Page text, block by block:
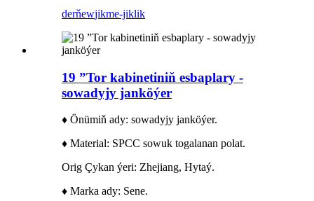
derňewjikme-jiklik
19 ”Tor kabinetiniň esbaplary -
sowadyjy janköýer
♦ Önümiň ady: sowadyjy janköýer.
♦ Material: SPCC sowuk togalanan polat.
Orig Çykan ýeri: Zhejiang, Hytaý.
♦ Marka ady: Sene.